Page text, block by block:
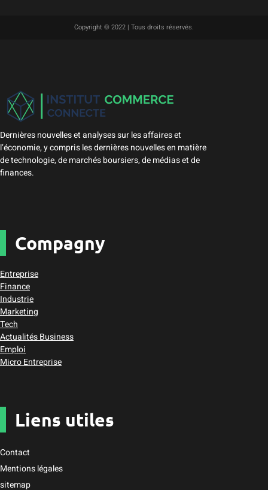
Copyright © 2022 | Tous droits réservés.
Dernières nouvelles et analyses sur les affaires et
l’économie, y compris les dernières nouvelles en matière
de technologie, de marchés boursiers, de médias et de
finances.
Compagny
Entreprise
Finance
Industrie
Marketing
Tech
Actualités Business
Emploi
Micro Entreprise
Liens utiles
Contact
Mentions légales
sitemap